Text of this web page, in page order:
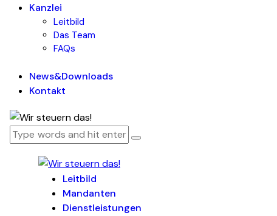
Kanzlei
Leitbild
Das Team
FAQs
News&Downloads
Kontakt
Leitbild
Mandanten
Dienstleistungen